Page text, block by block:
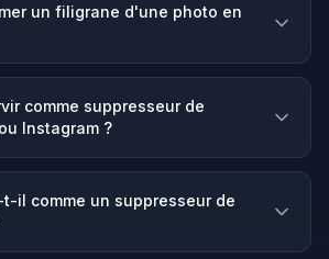
un filigrane d'une photo en
comme suppresseur de
Instagram ?
il comme un suppresseur de